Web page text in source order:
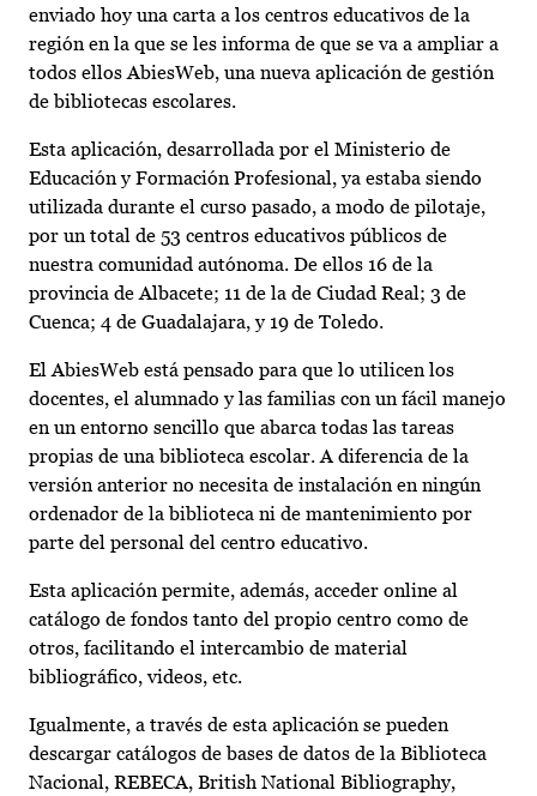
enviado hoy una carta a los centros educativos de la
región en la que se les informa de que se va a ampliar a
todos ellos AbiesWeb, una nueva aplicación de gestión
de bibliotecas escolares.
Esta aplicación, desarrollada por el Ministerio de
Educación y Formación Profesional, ya estaba siendo
utilizada durante el curso pasado, a modo de pilotaje,
por un total de 53 centros educativos públicos de
nuestra comunidad autónoma. De ellos 16 de la
provincia de Albacete; 11 de la de Ciudad Real; 3 de
Cuenca; 4 de Guadalajara, y 19 de Toledo.
El AbiesWeb está pensado para que lo utilicen los
docentes, el alumnado y las familias con un fácil manejo
en un entorno sencillo que abarca todas las tareas
propias de una biblioteca escolar. A diferencia de la
versión anterior no necesita de instalación en ningún
ordenador de la biblioteca ni de mantenimiento por
parte del personal del centro educativo.
Esta aplicación permite, además, acceder online al
catálogo de fondos tanto del propio centro como de
otros, facilitando el intercambio de material
bibliográfico, videos, etc.
Igualmente, a través de esta aplicación se pueden
descargar catálogos de bases de datos de la Biblioteca
Nacional, REBECA, British National Bibliography,